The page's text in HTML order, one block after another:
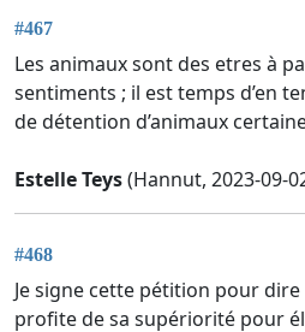
#467
Les animaux sont des etres à
sentiments ; il est temps d’en
de détention d’animaux
Estelle Teys(Hannut, 2023-09-
#468
Je signe cette pétition pour dire
profite de sa supériorité pour